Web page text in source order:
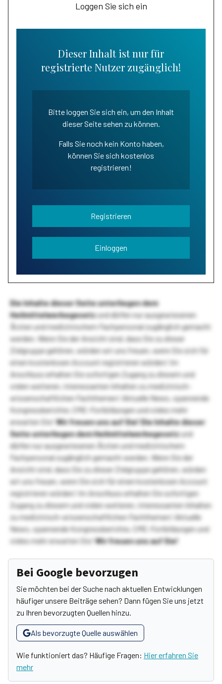
Loggen Sie sich ein
Dieser Inhalt ist nur für
registrierte Nutzer zugänglich!
Bitte loggen Sie sich ein, um den Inhalt
dieser Seite sehen zu können.
Falls Sie noch kein Konto haben,
können Sie sich kostenlos
registrieren!
Registrieren
Einloggen
Die Inhalte dieser Seite unterliegen dem
Heilmittelwerbegesetzund dürfen nur ausgewiesenen
Ärzten und medizinischem Fachpersonal zugänglich gemacht
werden. Wenn Sie der Ansicht sind, dass Sie zu dieser
Zielgruppe gehören, würden wir uns freuen, wenn Sie sich für
einen kostenlosen Account registrieren würden! Im
Anschluss erhalten Sie sofortigen Zugang zu diesem und
vielen weiteren, interessanten Inhalten zu medizinisch-
wissenschaftlichen Fachthemen! Aktuelle News, spannende
Kongressberichte, CME-Fortbildungen und vieles mehr
erwarten Sie!Wir freuen uns auf Sie!Die Inhalte dieser
Seite unterliegen dem Heilmittelwerbegesetzund
dürfen nur ausgewiesenen Ärzten und medizinischem
Fachpersonal zugänglich gemacht werden. Wenn Sie der
Ansicht sind, dass Sie zu dieser Zielgruppe gehören, würden
wir uns freuen, wenn Sie sich für einen kostenlosen Account
registrieren würden! Im Anschluss erhalten Sie sofortigen
Zugang zu diesem und vielen weiteren, interessanten Inhalten
zu medizinisch-wissenschaftlichen Fachthemen! Aktuelle
News, spannende Kongressberichte, CME-Fortbildungen und
vieles mehr erwarten Sie!Wir freuen uns auf Sie!
Bei Google bevorzugen
Sie möchten bei der Suche nach aktuellen Entwicklungen
häufiger unsere Beiträge sehen? Dann fügen Sie uns jetzt
zu Ihren bevorzugten Quellen hinzu.
Als bevorzugte Quelle auswählen
Wie funktioniert das? Häufige Fragen: Hier erfahren Sie
mehr